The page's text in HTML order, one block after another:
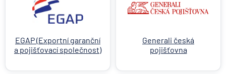
EGAP (Exportní garanční
a pojišťovací společnost)
Generali česká
pojišťovna